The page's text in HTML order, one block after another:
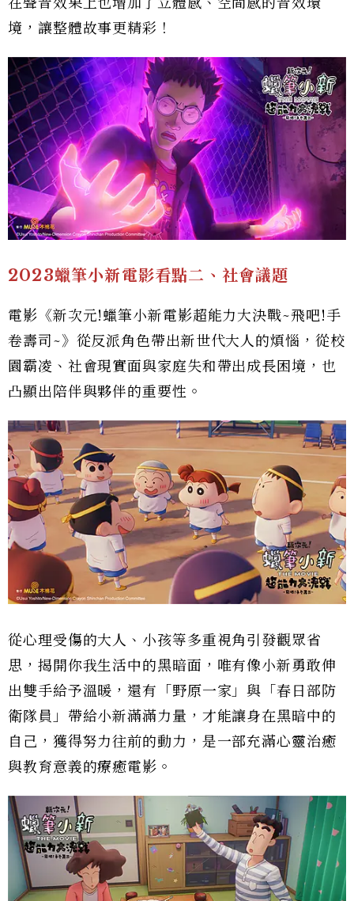
境，讓整體故事更精彩！
2023蠟筆小新電影看點二、社會議題
電影《新次元!蠟筆小新電影超能力大決戰~飛吧!手
卷壽司~》從反派角色帶出新世代大人的煩惱，從校
園霸凌、社會現實面與家庭失和帶出成長困境，也
凸顯出陪伴與夥伴的重要性。
從心理受傷的大人、小孩等多重視角引發觀眾省
思，揭開你我生活中的黑暗面，唯有像小新勇敢伸
出雙手給予溫暖，還有「野原一家」與「春日部防
衛隊員」帶給小新滿滿力量，才能讓身在黑暗中的
自己，獲得努力往前的動力，是一部充滿心靈治癒
與教育意義的療癒電影。